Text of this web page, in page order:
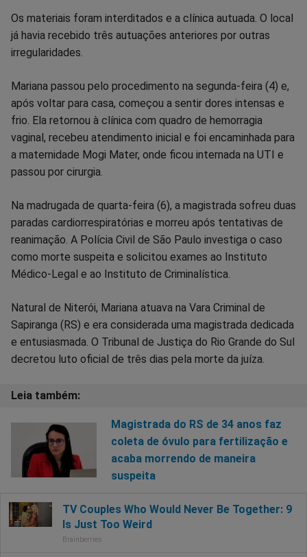
Os materiais foram interditados e a clínica autuada. O local
já havia recebido três autuações anteriores por outras
irregularidades.
Mariana passou pelo procedimento na segunda-feira (4) e,
após voltar para casa, começou a sentir dores intensas e
frio. Ela retornou à clínica com quadro de hemorragia
vaginal, recebeu atendimento inicial e foi encaminhada para
a maternidade Mogi Mater, onde ficou internada na UTI e
passou por cirurgia.
Na madrugada de quarta-feira (6), a magistrada sofreu duas
paradas cardiorrespiratórias e morreu após tentativas de
reanimação. A Polícia Civil de São Paulo investiga o caso
como morte suspeita e solicitou exames ao Instituto
Médico-Legal e ao Instituto de Criminalística.
Natural de Niterói, Mariana atuava na Vara Criminal de
Sapiranga (RS) e era considerada uma magistrada dedicada
e entusiasmada. O Tribunal de Justiça do Rio Grande do Sul
decretou luto oficial de três dias pela morte da juíza.
Magistrada do RS de 34 anos faz
coleta de óvulo para fertilização e
acaba morrendo de maneira
suspeita